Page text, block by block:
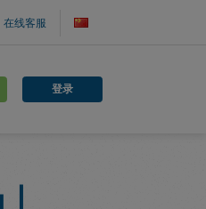
在线客服
登录